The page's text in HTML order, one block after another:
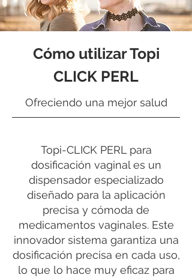
Cómo utilizar Topi
CLICK PERL
Ofreciendo una mejor salud
Topi-CLICK PERL para
dosificación vaginal es un
dispensador especializado
diseñado para la aplicación
precisa y cómoda de
medicamentos vaginales. Este
innovador sistema garantiza una
dosificación precisa en cada uso,
lo que lo hace muy eficaz para